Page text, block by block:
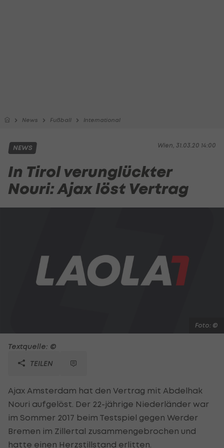
News Fußball International
Wien, 31.03.20 14:00
NEWS
In Tirol verunglückter
Nouri: Ajax löst Vertrag
Foto: ©
Textquelle: ©
TEILEN
Ajax Amsterdam hat den Vertrag mit Abdelhak
Nouri aufgelöst. Der 22-jährige Niederländer war
im Sommer 2017 beim Testspiel gegen Werder
Bremen im Zillertal zusammengebrochen und
hatte einen Herzstillstand erlitten.